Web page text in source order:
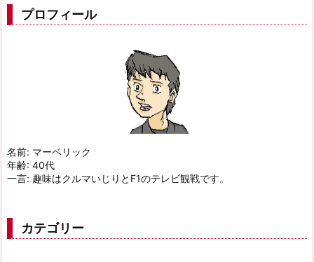
プロフィール
名前: マーベリック
年齢: 40代
一言: 趣味はクルマいじりとF1のテレビ観戦です。
カテゴリー